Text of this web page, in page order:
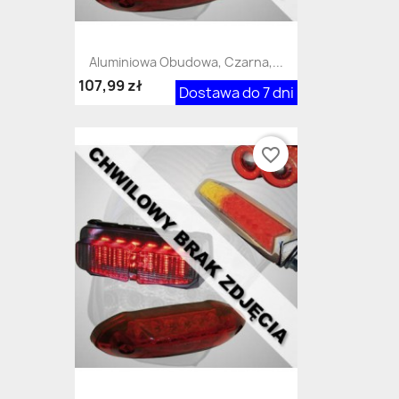
Aluminiowa Obudowa, Czarna,...
Dostawa do 7 dni
107,99 zł
favorite_border